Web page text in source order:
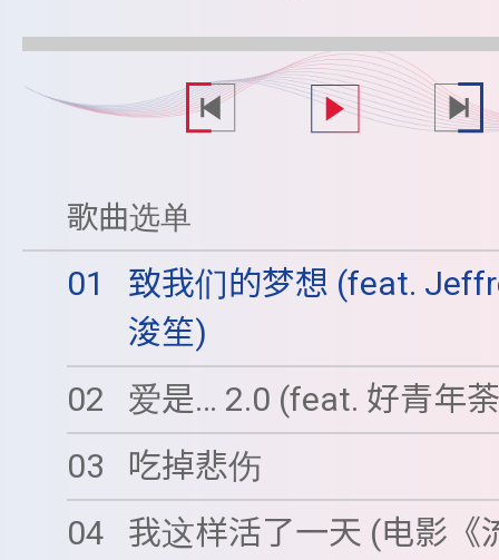
歌曲选单
01
致我们的梦想 (feat.
浚笙)
02
爱是… 2.0 (feat. 好青年
03
吃掉悲伤
04
我这样活了一天 (电影《